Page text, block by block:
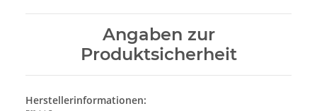
Angaben zur
Produktsicherheit
Herstellerinformationen: